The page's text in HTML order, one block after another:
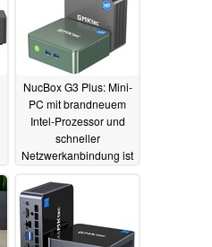
NucBox G3 Plus: Mini-
PC mit brandneuem
Intel-Prozessor und
schneller
Netzwerkanbindung ist
25.11.2024